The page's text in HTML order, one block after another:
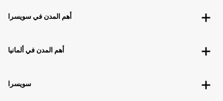
أهم المدن في سويسرا
أهم المدن في ألمانيا
سويسرا